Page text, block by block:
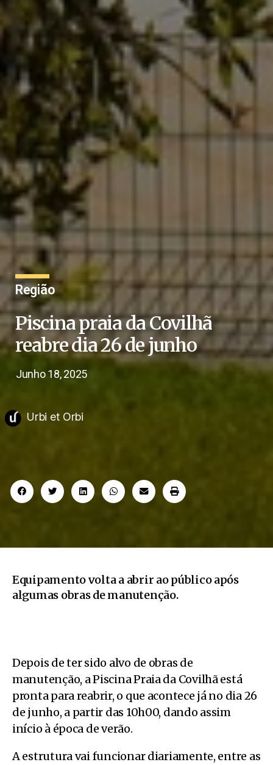
Região
Piscina praia da Covilhã
reabre dia 26 de junho
Junho 18, 2025
Urbi et Orbi
Equipamento volta a abrir ao público após
algumas obras de manutenção.
Depois de ter sido alvo de obras de
manutenção, a Piscina Praia da Covilhã está
pronta para reabrir, o que acontece já no dia 26
de junho, a partir das 10h00, dando assim
início à época de verão.
A estrutura vai funcionar diariamente, entre as